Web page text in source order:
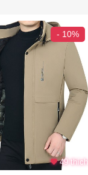
- 10%
49 thích